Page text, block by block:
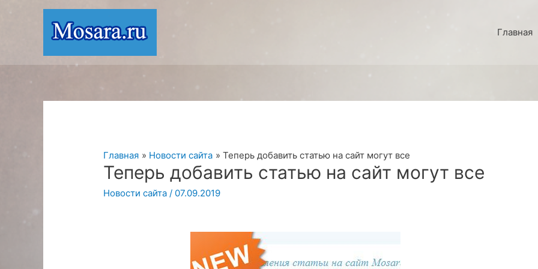
содержимому
Главная
Главная Новости сайта Теперь добавить статью на сайт могут все
Теперь добавить статью на сайт могут все
Новости сайта / 07.09.2019